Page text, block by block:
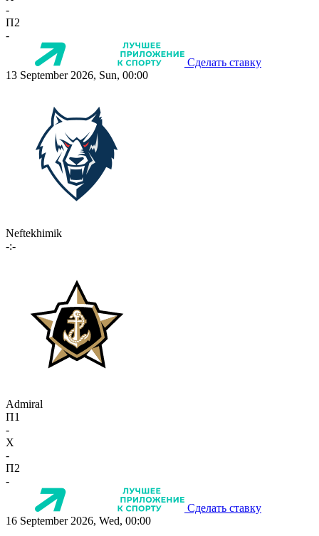
-
П2
-
Сделать ставку
13 September 2026, Sun, 00:00
Neftekhimik
-:-
Admiral
П1
-
X
-
П2
-
Сделать ставку
16 September 2026, Wed, 00:00